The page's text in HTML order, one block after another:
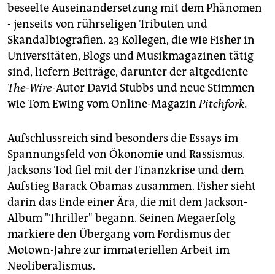
beseelte Auseinandersetzung mit dem Phänomen
- jenseits von rührseligen Tributen und
Skandalbiografien. 23 Kollegen, die wie Fisher in
Universitäten, Blogs und Musikmagazinen tätig
sind, liefern Beiträge, darunter der altgediente
The-Wire-Autor David Stubbs und neue Stimmen
wie Tom Ewing vom Online-MagazinPitchfork.
Aufschlussreich sind besonders die Essays im
Spannungsfeld von Ökonomie und Rassismus.
Jacksons Tod fiel mit der Finanzkrise und dem
Aufstieg Barack Obamas zusammen. Fisher sieht
darin das Ende einer Ära, die mit dem Jackson-
Album "Thriller" begann. Seinen Megaerfolg
markiere den Übergang vom Fordismus der
Motown-Jahre zur immateriellen Arbeit im
Neoliberalismus.